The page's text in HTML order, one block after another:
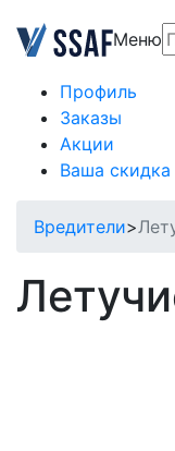
Меню
Профиль
Заказы
Акции
Ваша скидка
Вредители>